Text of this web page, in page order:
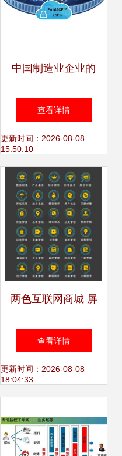
中国制造业企业的
工业互联网实践与
数据服务应用
查看详情
更新时间：2026-08-08
15:50:10
两色互联网商城 屏
幕数据图标的创新
设计与数据服务赋
查看详情
更新时间：2026-08-08
18:04:33